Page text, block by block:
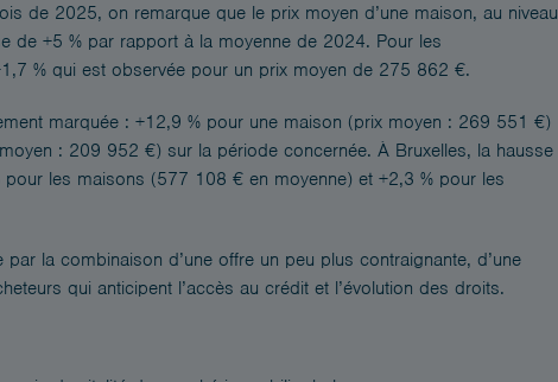
de 2025, on remarque que le prix moyen d’une maison, au niveau
de +5 % par rapport à la moyenne de 2024. Pour les
% qui est observée pour un prix moyen de 275 862 €.
marquée : +12,9 % pour une maison (prix moyen : 269 551 €)
: 209 952 €) sur la période concernée. À Bruxelles, la hausse
les maisons (577 108 € en moyenne) et +2,3 % pour les
la combinaison d’une offre un peu plus contraignante, d’une
qui anticipent l’accès au crédit et l’évolution des droits.